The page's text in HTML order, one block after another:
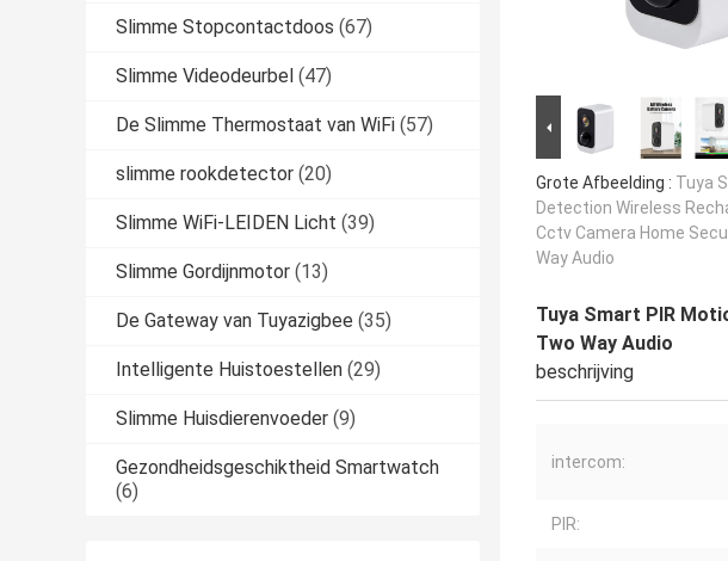
Slimme Stopcontactdoos (67)
Slimme Videodeurbel (47)
De Slimme Thermostaat van WiFi (57)
slimme rookdetector (20)
Slimme WiFi-LEIDEN Licht (39)
Slimme Gordijnmotor (13)
De Gateway van Tuyazigbee (35)
Intelligente Huistoestellen (29)
Slimme Huisdierenvoeder (9)
Gezondheidsgeschiktheid Smartwatch
(6)
Grote Afbeelding : Tuya
Detection Wireless
Cctv Camera Home
Way Audio
Tuya Smart PIR
Two Way Audio
beschrijving
intercom:
PIR: